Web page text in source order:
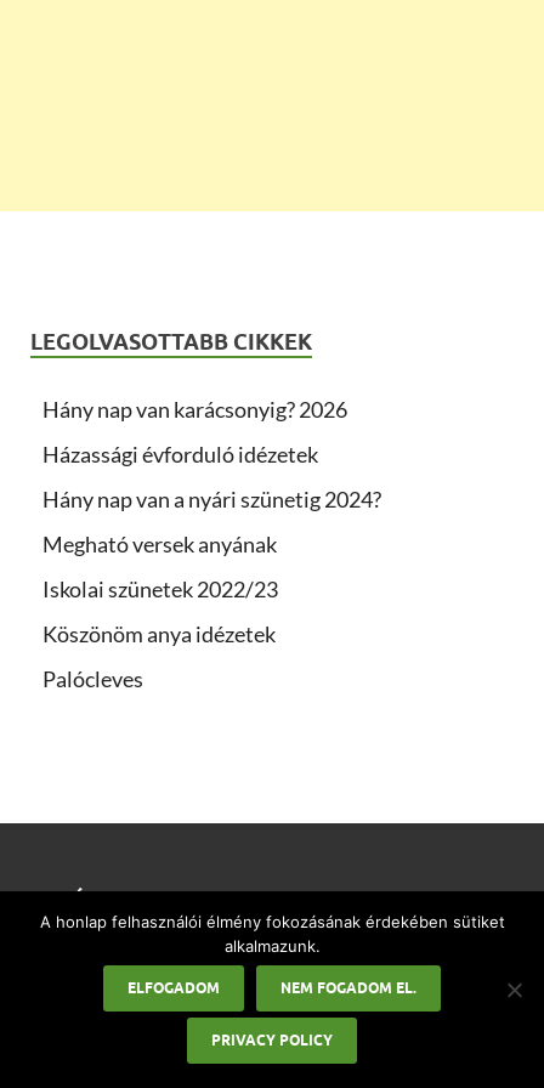
LEGOLVASOTTABB CIKKEK
Hány nap van karácsonyig? 2026
Házassági évforduló idézetek
Hány nap van a nyári szünetig 2024?
Megható versek anyának
Iskolai szünetek 2022/23
Köszönöm anya idézetek
Palócleves
LEGÚJABB CIKKEK
Állások Magyarországon:
Eredményes munkakeresés és
ingyenes álláshirdetés feladása a
Jooble oldalán
2026-07-29
A honlap felhasználói élmény fokozásának érdekében sütiket
alkalmazunk.
ELFOGADOM NEM FOGADOM EL.
PRIVACY POLICY